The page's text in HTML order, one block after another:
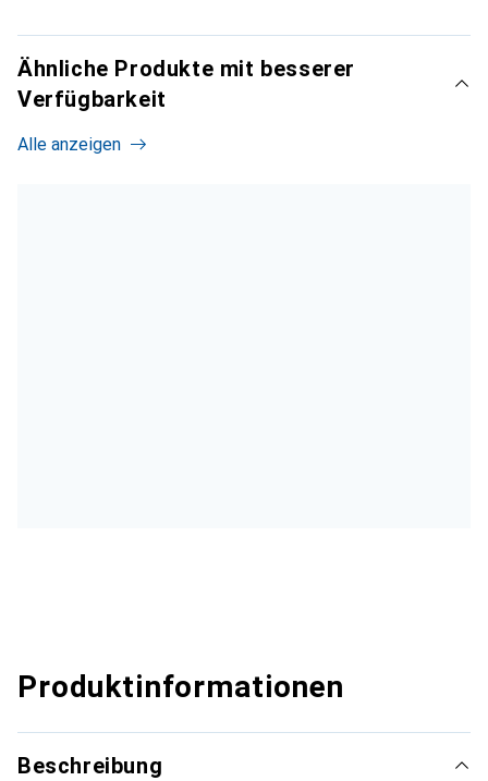
Ähnliche Produkte mit besserer
Verfügbarkeit
Alle anzeigen
Produktinformationen
Beschreibung